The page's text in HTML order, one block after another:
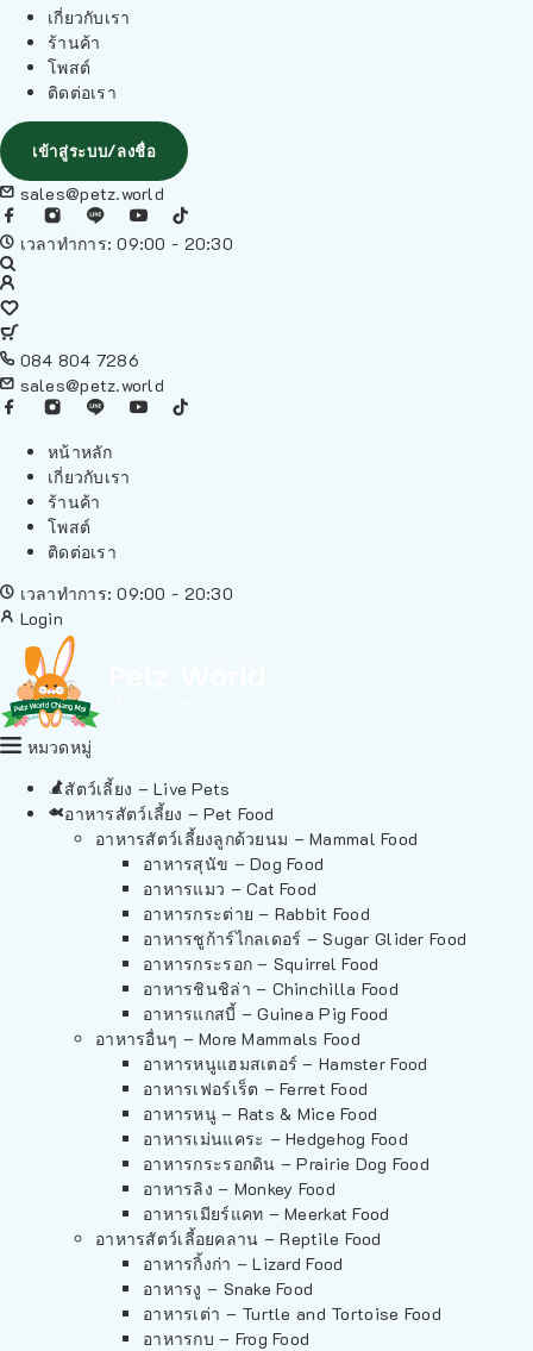
เกี่ยวกับเรา
ร้านค้า
โพสต์
ติดต่อเรา
เข้าสู่ระบบ/ลงชื่อ
sales@petz.world
เวลาทำการ: 09:00 - 20:30
084 804 7286
sales@petz.world
หน้าหลัก
เกี่ยวกับเรา
ร้านค้า
โพสต์
ติดต่อเรา
เวลาทำการ: 09:00 - 20:30
Login
หมวดหมู่
สัตว์เลี้ยง – Live Pets
อาหารสัตว์เลี้ยง – Pet Food
อาหารสัตว์เลี้ยงลูกด้วยนม – Mammal Food
อาหารสุนัข – Dog Food
อาหารแมว – Cat Food
อาหารกระต่าย – Rabbit Food
อาหารชูก้าร์ไกลเดอร์ – Sugar Glider Food
อาหารกระรอก – Squirrel Food
อาหารชินชิล่า – Chinchilla Food
อาหารแกสบี้ – Guinea Pig Food
อาหารอื่นๆ – More Mammals Food
อาหารหนูแฮมสเตอร์ – Hamster Food
อาหารเฟอร์เร็ต – Ferret Food
อาหารหนู – Rats & Mice Food
อาหารเม่นแคระ – Hedgehog Food
อาหารกระรอกดิน – Prairie Dog Food
อาหารลิง – Monkey Food
อาหารเมียร์แคท – Meerkat Food
อาหารสัตว์เลี้อยคลาน – Reptile Food
อาหารกิ้งก่า – Lizard Food
อาหารงู – Snake Food
อาหารเต่า – Turtle and Tortoise Food
อาหารกบ – Frog Food